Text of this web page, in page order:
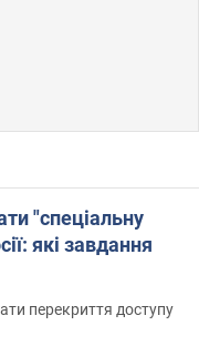
"спеціальну
які завдання
перекриття доступу